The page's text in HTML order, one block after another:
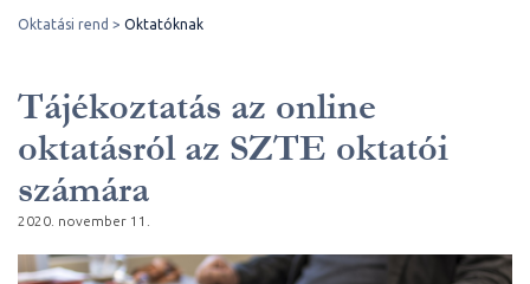
Oktatási rend Oktatóknak
Tájékoztatás az online
oktatásról az SZTE oktatói
számára
2020. november 11.